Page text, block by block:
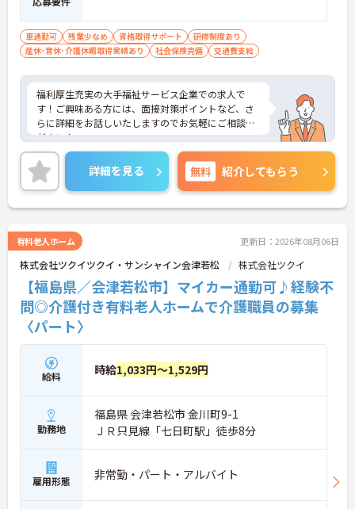
車通勤可 残業少なめ 資格取得サポート
研修制度あり
産休･育休･介護休暇取得実績あり
社会保険完備 交通費支給
福利厚生充実の大手福祉サービス企業での求人で
す！ご興味ある方には、面接対策ポイントなど、さ
らに詳細をお話しいたしますのでお気軽にご相談く
ださい！
詳細を見る 無料 紹介してもらう
有料老人ホーム 更新日：2026年08月06日
株式会社ツクイツクイ・サンシャイン会津若松 株式会社ツクイ
【福島県／会津若松市】マイカー通勤可♪経験不
問◎介護付き有料老人ホームで介護職員の募集
〈パート〉
給料 時給1,033円～1,529円
勤務地
福島県 会津若松市 金川町9-1
ＪＲ只見線「七日町駅」徒歩8分
雇用形態 非常勤・パート・アルバイト